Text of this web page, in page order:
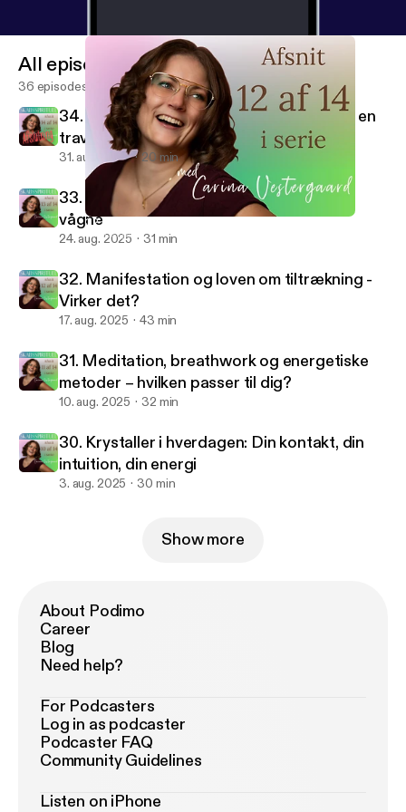
32. Manifestation og loven om tiltrækning - Virker det?
Skabsspirituel
All episodes
36 episodes
34. Hvordan integrerer man spiritualitet i en
travl hverdag
31. aug. 2025 20 min
33. Det spirituelle ego - Når vi tror vi er
vågne
24. aug. 2025 31 min
32. Manifestation og loven om tiltrækning -
Virker det?
17. aug. 2025 43 min
31. Meditation, breathwork og energetiske
metoder – hvilken passer til dig?
10. aug. 2025 32 min
30. Krystaller i hverdagen: Din kontakt, din
intuition, din energi
3. aug. 2025 30 min
Show more
About Podimo
Career
Blog
Need help?
For Podcasters
Log in as podcaster
Podcaster FAQ
Community Guidelines
Listen on iPhone